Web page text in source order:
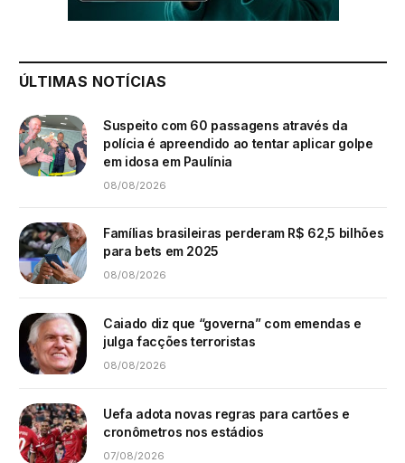
ÚLTIMAS NOTÍCIAS
Suspeito com 60 passagens através da
polícia é apreendido ao tentar aplicar golpe
em idosa em Paulínia
08/08/2026
Famílias brasileiras perderam R$ 62,5 bilhões
para bets em 2025
08/08/2026
Caiado diz que “governa” com emendas e
julga facções terroristas
08/08/2026
Uefa adota novas regras para cartões e
cronômetros nos estádios
07/08/2026